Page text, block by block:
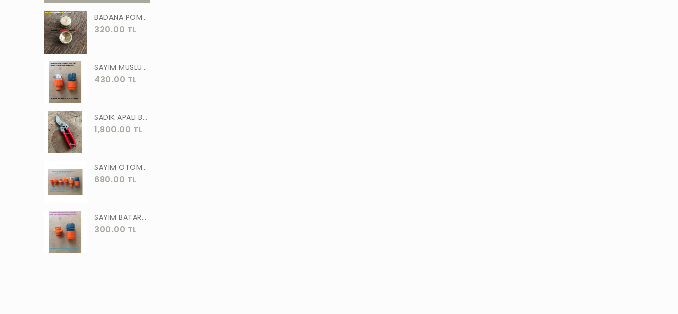
WACKER
GÜNER
ÖRS
FORGED
ASLAN
MEŞEM
AKGÜN
MOTİP
STR
ERKUL
ÖZTUTAR
DEKOR
TUDOR
BADANA POMPA UCU PİRİNÇ BADANA POMPASI YAYLI BAŞLIK UÇ 1 ADET
320.00 TL
SAYIM MUSLUK BAĞLANTI ADAPTÖRÜ VE OTOMATİK 2 Lİ SET ADAPTÖR
430.00 TL
SADIK APALI BAĞ BUDAMA MAKASI BİTKİ BUDAMA MAKASI EL YAPIMI
1,800.00 TL
SAYIM OTOMATİK MUSLUK VE BATARYA BAGLANTI ADAPTÖRÜ 6 PARÇA SET
680.00 TL
SAYIM BATARYA BAĞLANTI ADAPTÖRÜ OTOMATİK BATARYA BAGLANTISI 2 Lİ
300.00 TL